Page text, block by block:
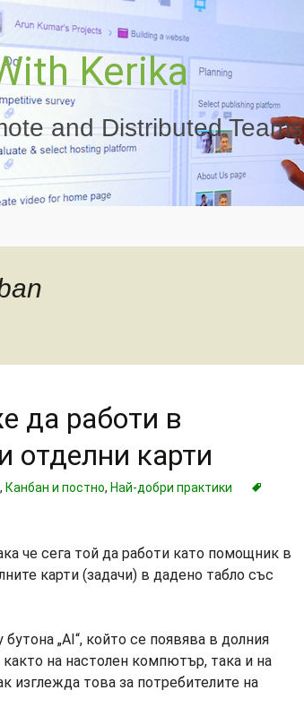
Kerika
and Distributed Teams
да работи в
отделни карти
, Канбан и постно, Най-добри практики
че сега той да работи като помощник в
карти (задачи) в дадено табло със
„AI“, който се появява в долния
на настолен компютър, така и на
изглежда това за потребителите на